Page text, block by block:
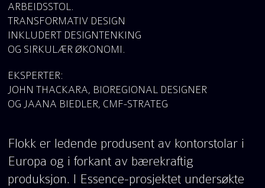
ARBEIDSSTOL.
TRANSFORMATIV DESIGN
INKLUDERT DESIGNTENKING
OG SIRKULÆR ØKONOMI.
EKSPERTER:
JOHN THACKARA, BIOREGIONAL DESIGNER
OG JAANA BIEDLER, CMF-STRATEG
Flokk er ledende produsent av kontorstolar i
Europa og i forkant av bærekraftig
produksjon. I Essence-prosjektet undersøkte